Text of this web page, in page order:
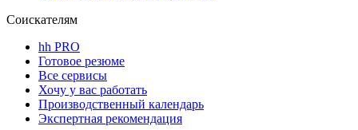
Соискателям
hh PRO
Готовое резюме
Все сервисы
Хочу у вас работать
Производственный календарь
Экспертная рекомендация